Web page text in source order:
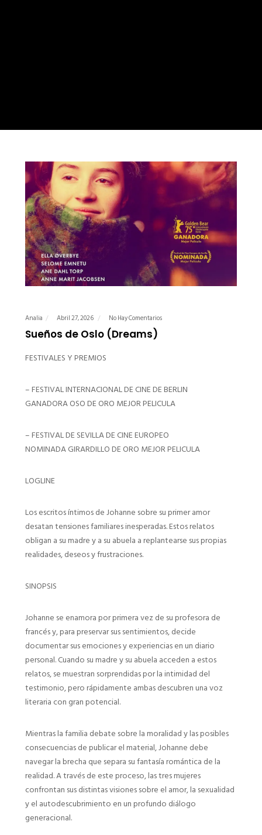
Analia Abril 27, 2026 No Hay Comentarios
Sueños de Oslo (Dreams)
FESTIVALES Y PREMIOS
– FESTIVAL INTERNACIONAL DE CINE DE BERLIN
GANADORA OSO DE ORO MEJOR PELICULA
– FESTIVAL DE SEVILLA DE CINE EUROPEO
NOMINADA GIRARDILLO DE ORO MEJOR PELICULA
LOGLINE
Los escritos íntimos de Johanne sobre su primer amor
desatan tensiones familiares inesperadas. Estos relatos
obligan a su madre y a su abuela a replantearse sus propias
realidades, deseos y frustraciones.
SINOPSIS
Johanne se enamora por primera vez de su profesora de
francés y, para preservar sus sentimientos, decide
documentar sus emociones y experiencias en un diario
personal. Cuando su madre y su abuela acceden a estos
relatos, se muestran sorprendidas por la intimidad del
testimonio, pero rápidamente ambas descubren una voz
literaria con gran potencial.
Mientras la familia debate sobre la moralidad y las posibles
consecuencias de publicar el material, Johanne debe
navegar la brecha que separa su fantasía romántica de la
realidad. A través de este proceso, las tres mujeres
confrontan sus distintas visiones sobre el amor, la sexualidad
y el autodescubrimiento en un profundo diálogo
generacional.